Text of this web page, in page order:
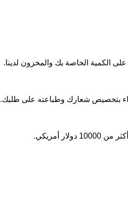
بتخصيص شعارك وطباعته على طلبك.